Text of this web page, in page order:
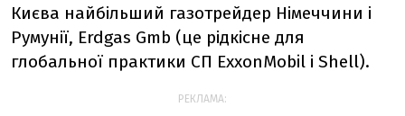
Києва найбільший газотрейдер Німеччини і
Румунії, Erdgas Gmb (це рідкісне для
глобальної практики СП ExxonMobil і Shell).
РЕКЛАМА: